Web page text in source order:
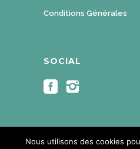
Conditions Générales
SOCIAL
Nous utilisons des cookies